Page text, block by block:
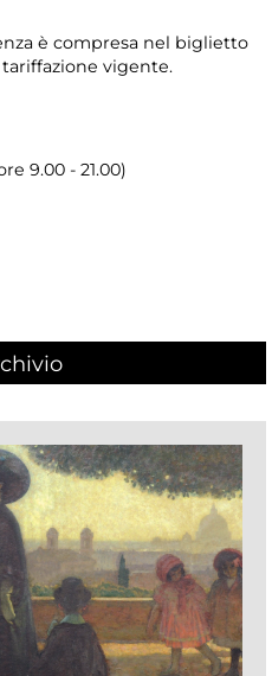
è compresa nel biglietto
vigente.
9.00 - 21.00)